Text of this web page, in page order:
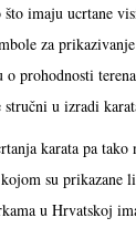
imaju ucrtane
za
prohodnosti
u izradi
karata pa
su prikazane
u Hrvatskoj